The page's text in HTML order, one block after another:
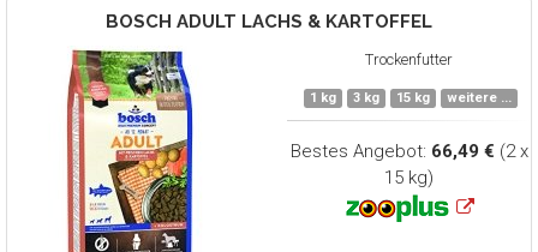
BOSCH ADULT LACHS & KARTOFFEL
Trockenfutter
1 kg 3 kg 15 kg weitere ...
Bestes Angebot: 66,49 € (2 x
15 kg)